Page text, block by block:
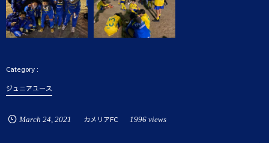
ジュニアユース
March 24, 2021 カメリアFC 1996 views